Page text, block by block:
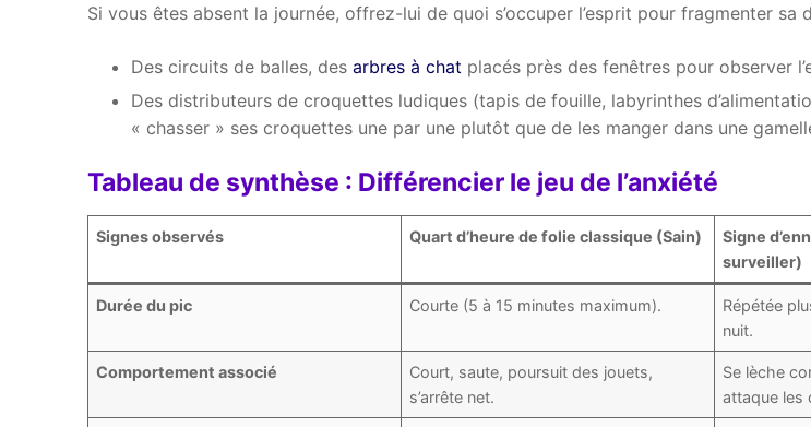
Si vous êtes absent la journée, offrez-lui de quoi s’occuper l’esprit pour fragmenter sa
Des circuits de balles, des arbres à chat placés près des fenêtres pour observer
Des distributeurs de croquettes ludiques (tapis de fouille, labyrinthes
« chasser » ses croquettes une par une plutôt que de les manger dans une
Tableau de synthèse : Différencier le jeu de l’anxiété
Signes observés Quart d’heure de folie classique (Sain)
Signe
surveiller)
Durée du pic Courte (5 à 15 minutes maximum).
Répétée
nuit.
Comportement associé
Court, saute, poursuit des jouets,
s’arrête net.
Se lèche
attaque les